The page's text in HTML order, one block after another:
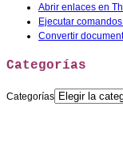
Abrir enlaces en
Ejecutar
Convertir
Categorías
Categorías